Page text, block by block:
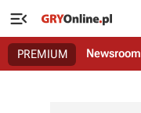

PREMIUM Newsroom